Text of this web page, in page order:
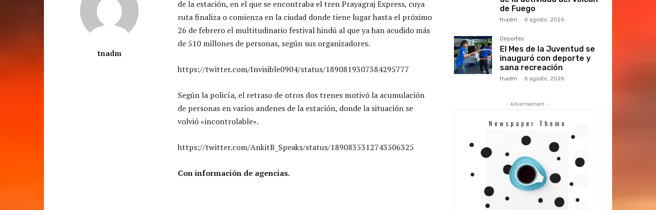
tnadm
de la estación, en el que se encontraba el tren Prayagraj Express, cuya
ruta finaliza o comienza en la ciudad donde tiene lugar hasta el próximo
26 de febrero el multitudinario festival hindú al que ya han acudido más
de 510 millones de personas, según sus organizadores.
https://twitter.com/Invisible0904/status/1890819307384295777
Según la policía, el retraso de otros dos trenes motivó la acumulación
de personas en varios andenes de la estación, donde la situación se
volvió «incontrolable».
https://twitter.com/AnkitB_Speaks/status/1890835312743506325
Con información de agencias.
de Fuego
tnadm - 6 agosto, 2026
Deportes
El Mes de la Juventud se
inauguró con deporte y
sana recreación
tnadm - 6 agosto, 2026
- Advertisement -